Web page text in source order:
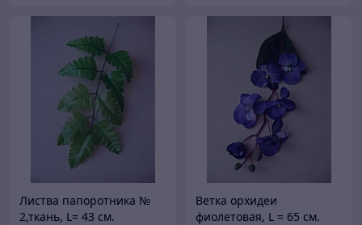
Листва папоротника №
2,ткань, L= 43 см.
Ветка орхидеи
фиолетовая, L = 65 см.